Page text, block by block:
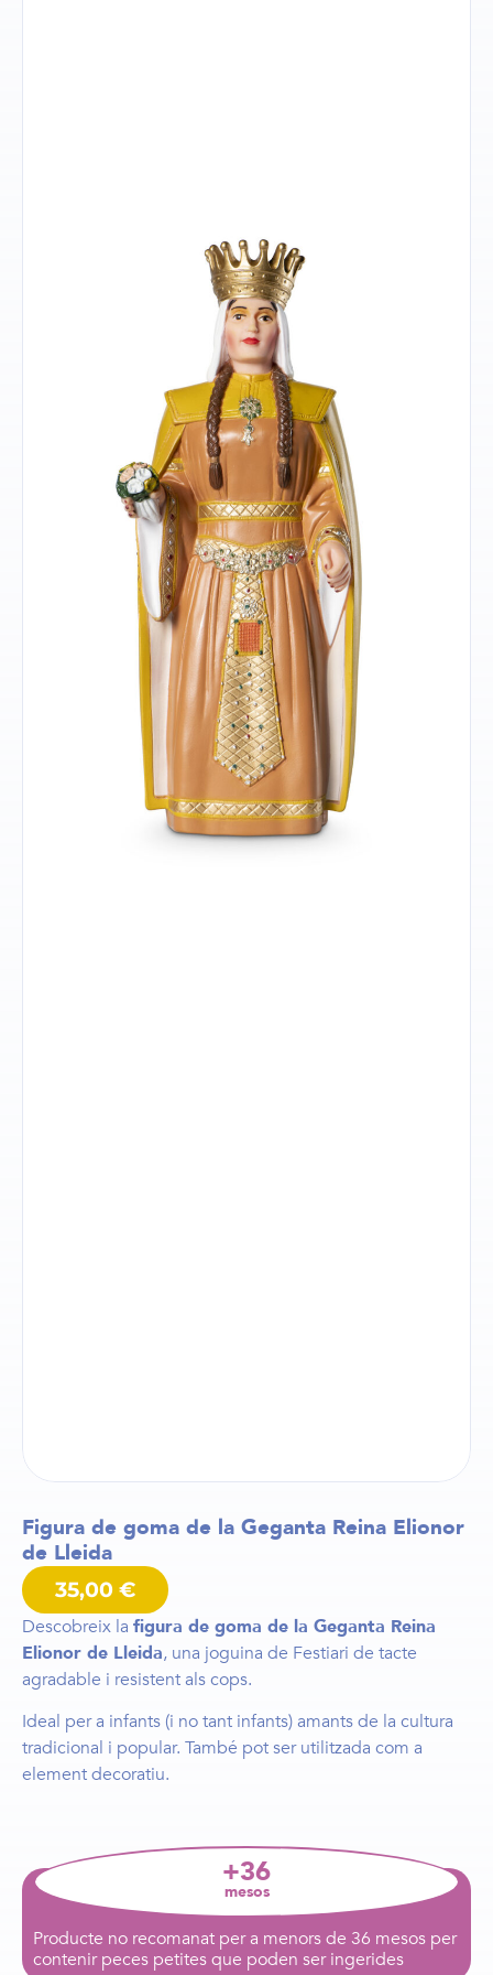
Figura de goma de la Geganta Reina Elionor
de Lleida
35,00 €
Descobreix la figura de goma de la Geganta Reina
Elionor de Lleida, una joguina de Festiari de tacte
agradable i resistent als cops.
Ideal per a infants (i no tant infants) amants de la cultura
tradicional i popular. També pot ser utilitzada com a
element decoratiu.
+36
mesos
Producte no recomanat per a menors de 36 mesos per
contenir peces petites que poden ser ingerides